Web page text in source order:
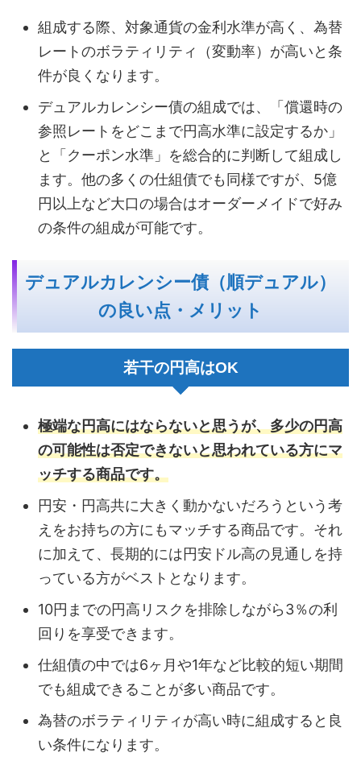
組成する際、対象通貨の金利水準が高く、為替
レートのボラティリティ（変動率）が高いと条
件が良くなります。
デュアルカレンシー債の組成では、「償還時の
参照レートをどこまで円高水準に設定するか」
と「クーポン水準」を総合的に判断して組成し
ます。他の多くの仕組債でも同様ですが、5億
円以上など大口の場合はオーダーメイドで好み
の条件の組成が可能です。
デュアルカレンシー債（順デュアル）
の良い点・メリット
若干の円高はOK
極端な円高にはならないと思うが、多少の円高
の可能性は否定できないと思われている方にマ
ッチする商品です。
円安・円高共に大きく動かないだろうという考
えをお持ちの方にもマッチする商品です。それ
に加えて、長期的には円安ドル高の見通しを持
っている方がベストとなります。
10円までの円高リスクを排除しながら3％の利
回りを享受できます。
仕組債の中では6ヶ月や1年など比較的短い期間
でも組成できることが多い商品です。
為替のボラティリティが高い時に組成すると良
い条件になります。